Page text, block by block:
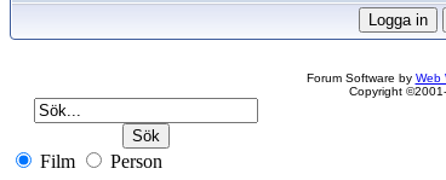
Forum Software by Web
Copyright
Film Person